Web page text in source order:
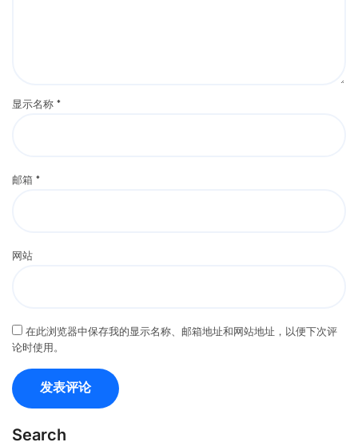
显示名称 *
邮箱 *
网站
在此浏览器中保存我的显示名称、邮箱地址和网站地址，以便下次评
论时使用。
Search